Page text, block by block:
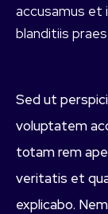
accusamus et
blanditiis
Sed ut
voluptatem
totam rem
veritatis et
explicabo.